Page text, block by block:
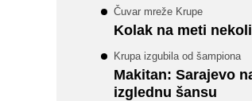
Čuvar mreže Krupe
Kolak na meti
Krupa izgubila od šampiona
Makitan: Sarajevo
izglednu šansu